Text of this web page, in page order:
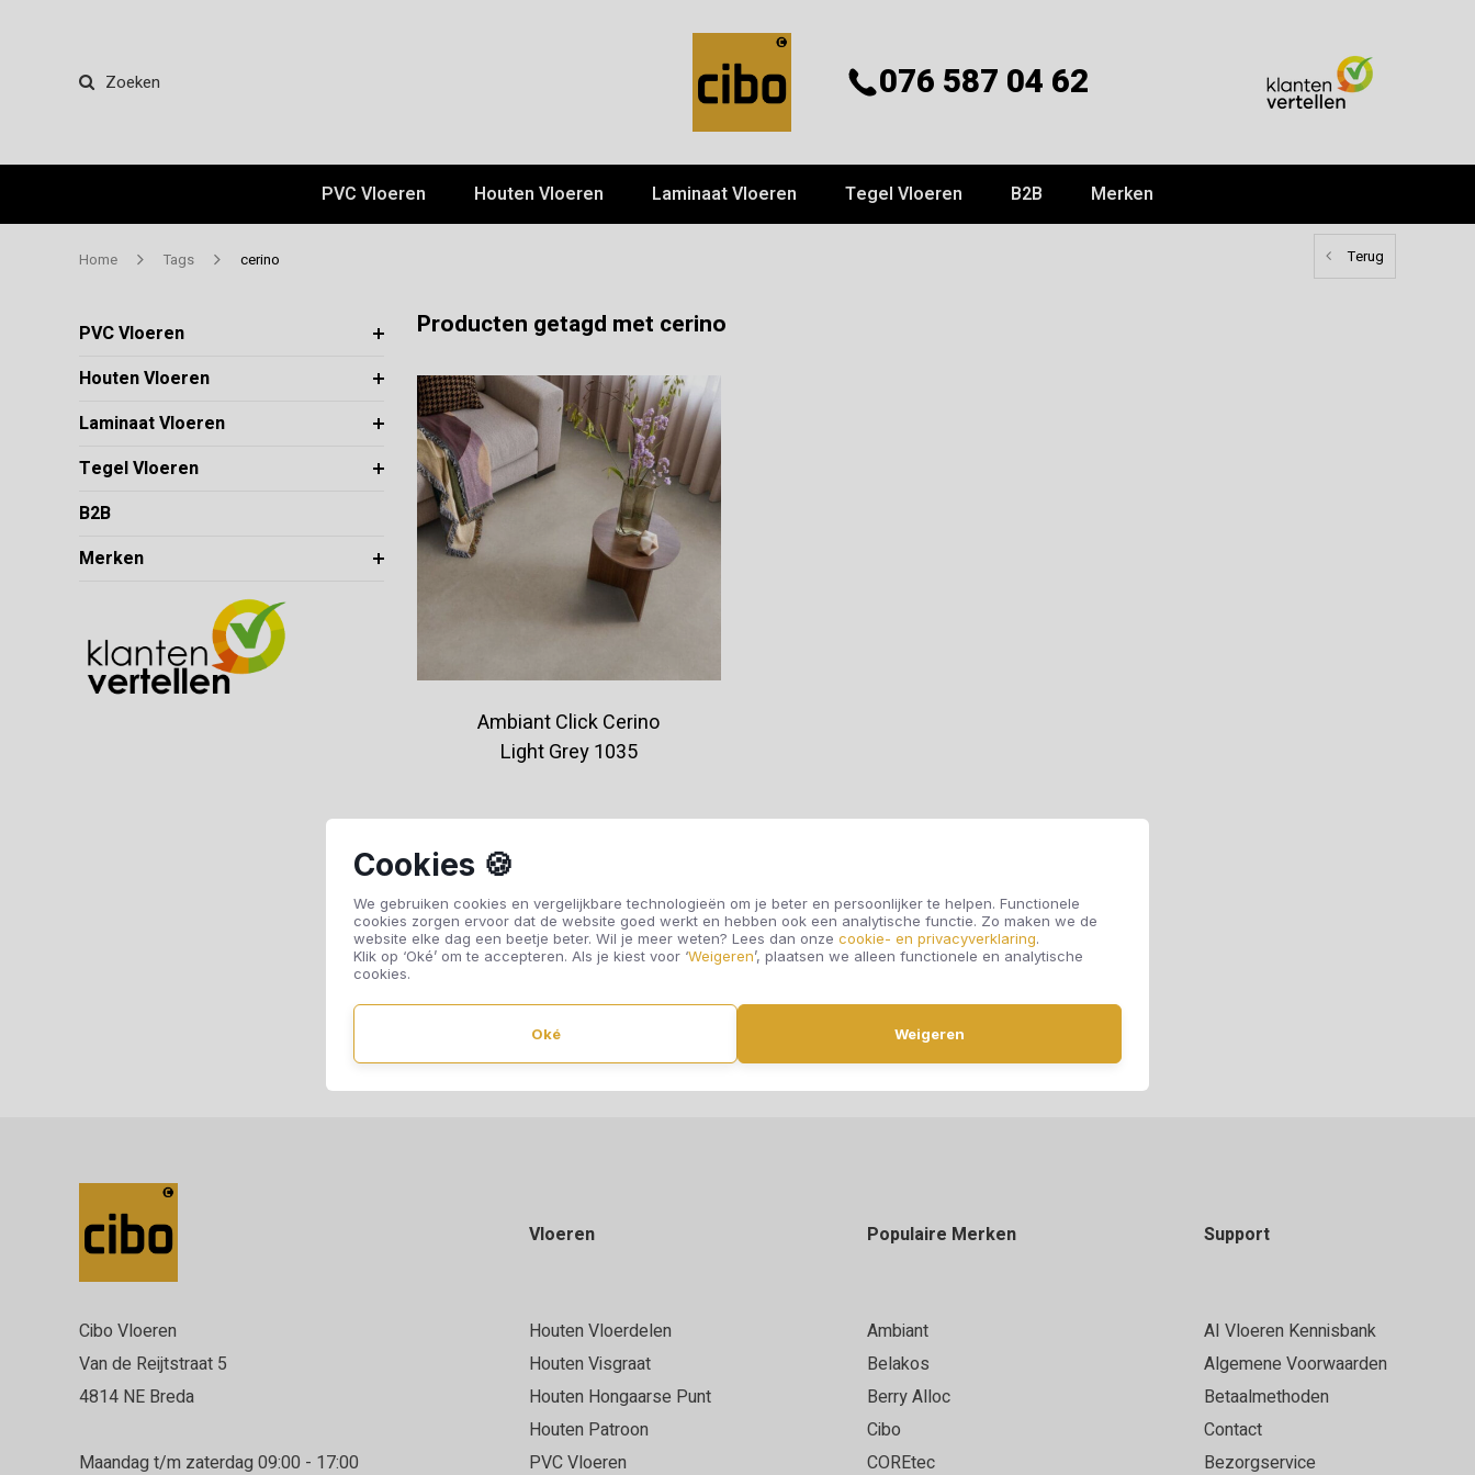
Cookies 🍪
We gebruiken cookies en vergelijkbare technologieën om je beter en persoonlijker te helpen. Functionele
cookies zorgen ervoor dat de website goed werkt en hebben ook een analytische functie. Zo maken we de
website elke dag een beetje beter. Wil je meer weten? Lees dan onze cookie- en privacyverklaring.
Klik op ‘Oké’ om te accepteren. Als je kiest voor ‘Weigeren’, plaatsen we alleen functionele en analytische
cookies.
Oké Weigeren
Zoeken 076 587 04 62
PVC Vloeren Houten Vloeren Laminaat Vloeren Tegel Vloeren B2B Merken
Home Tags cerino Terug
PVC Vloeren
Houten Vloeren
Laminaat Vloeren
Tegel Vloeren
B2B
Merken
Producten getagd met cerino
Ambiant Click Cerino
Light Grey 1035
Offerte aanvragen
Cibo Vloeren
Van de Reijtstraat 5
4814 NE Breda
Maandag t/m zaterdag 09:00 - 17:00
Vloeren
Houten Vloerdelen
Houten Visgraat
Houten Hongaarse Punt
Houten Patroon
PVC Vloeren
Populaire Merken
Ambiant
Belakos
Berry Alloc
Cibo
COREtec
Support
AI Vloeren Kennisbank
Algemene Voorwaarden
Betaalmethoden
Contact
Bezorgservice